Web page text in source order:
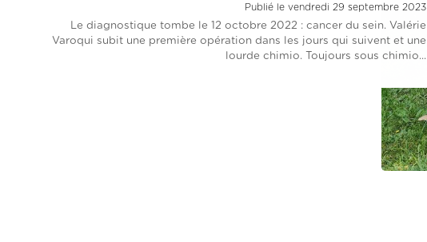
Publié le vendredi 29 septembre 2023
Le diagnostique tombe le 12 octobre 2022 : cancer du sein. Valérie
Varoqui subit une première opération dans les jours qui suivent et une
lourde chimio. Toujours sous chimio...